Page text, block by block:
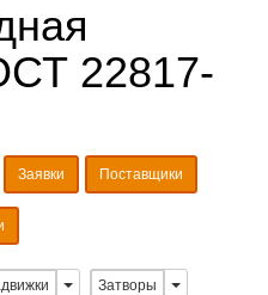
22817-
Заявки Поставщики
Затворы